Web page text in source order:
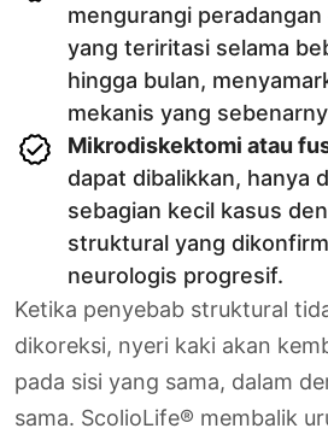
mengurangi
yang teriritasi selama
hingga bulan,
mekanis yang
Mikrodiskektomi atau
dapat dibalikkan, hanya
sebagian kecil kasus
struktural yang
neurologis progresif.
Ketika penyebab struktural
dikoreksi, nyeri kaki akan
pada sisi yang sama, dalam
sama. ScolioLife® membalik